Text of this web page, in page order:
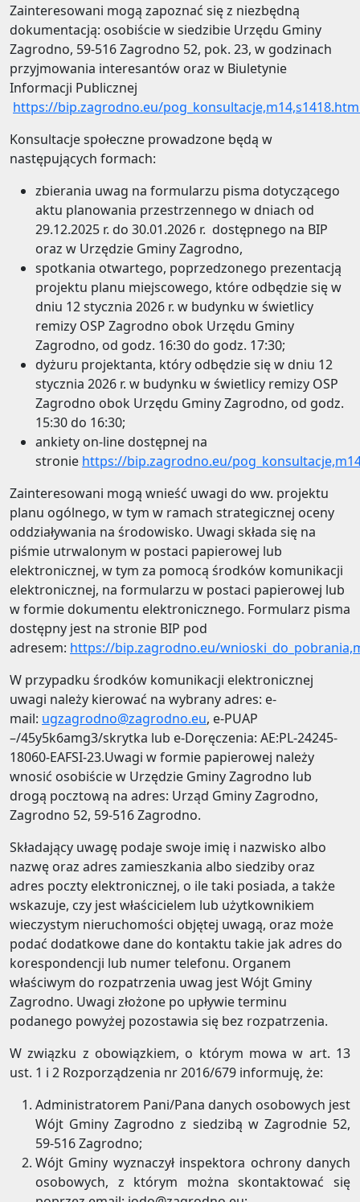
Zainteresowani mogą zapoznać się z niezbędną
dokumentacją: osobiście w siedzibie Urzędu Gminy
Zagrodno, 59-516 Zagrodno 52, pok. 23, w godzinach
przyjmowania interesantów oraz w Biuletynie
Informacji Publicznej
https://bip.zagrodno.eu/
Konsultacje społeczne prowadzone będą w
następujących formach:
zbierania uwag na formularzu pisma dotyczącego
aktu planowania przestrzennego w dniach od
29.12.2025 r. do 30.01.2026 r. dostępnego na BIP
oraz w Urzędzie Gminy Zagrodno,
spotkania otwartego, poprzedzonego prezentacją
projektu planu miejscowego, które odbędzie się w
dniu 12 stycznia 2026 r. w budynku w świetlicy
remizy OSP Zagrodno obok Urzędu Gminy
Zagrodno, od godz. 16:30 do godz. 17:30;
dyżuru projektanta, który odbędzie się w dniu 12
stycznia 2026 r. w budynku w świetlicy remizy OSP
Zagrodno obok Urzędu Gminy Zagrodno, od godz.
15:30 do 16:30;
ankiety on-line dostępnej na
stronie https://bip.zagrodno.eu/
Zainteresowani mogą wnieść uwagi do ww. projektu
planu ogólnego, w tym w ramach strategicznej oceny
oddziaływania na środowisko. Uwagi składa się na
piśmie utrwalonym w postaci papierowej lub
elektronicznej, w tym za pomocą środków komunikacji
elektronicznej, na formularzu w postaci papierowej lub
w formie dokumentu elektronicznego. Formularz pisma
dostępny jest na stronie BIP pod
adresem: https://bip.zagrodno.eu/
W przypadku środków komunikacji elektronicznej
uwagi należy kierować na wybrany adres: e-
mail: ugzagrodno@zagrodno.eu, e-PUAP
–/45y5k6amg3/skrytka lub e-Doręczenia: AE:PL-24245-
18060-EAFSI-23.Uwagi w formie papierowej należy
wnosić osobiście w Urzędzie Gminy Zagrodno lub
drogą pocztową na adres: Urząd Gminy Zagrodno,
Zagrodno 52, 59-516 Zagrodno.
Składający uwagę podaje swoje imię i nazwisko albo
nazwę oraz adres zamieszkania albo siedziby oraz
adres poczty elektronicznej, o ile taki posiada, a także
wskazuje, czy jest właścicielem lub użytkownikiem
wieczystym nieruchomości objętej uwagą, oraz może
podać dodatkowe dane do kontaktu takie jak adres do
korespondencji lub numer telefonu. Organem
właściwym do rozpatrzenia uwag jest Wójt Gminy
Zagrodno. Uwagi złożone po upływie terminu
podanego powyżej pozostawia się bez rozpatrzenia.
W związku z obowiązkiem, o którym mowa w art. 13
ust. 1 i 2 Rozporządzenia nr 2016/679 informuję, że:
Administratorem Pani/Pana danych osobowych jest
Wójt Gminy Zagrodno z siedzibą w Zagrodnie 52,
59-516 Zagrodno;
Wójt Gminy wyznaczył inspektora ochrony danych
osobowych, z którym można skontaktować się